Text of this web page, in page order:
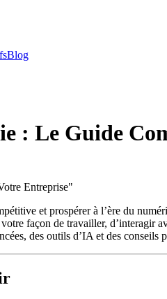
Blog
: Le Guide
Entreprise"
et prospérer à l’ère du
façon de travailler, d’interagir
des outils d’IA et des conseils